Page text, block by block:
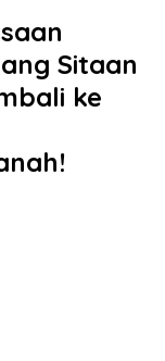
Sitaan
ke